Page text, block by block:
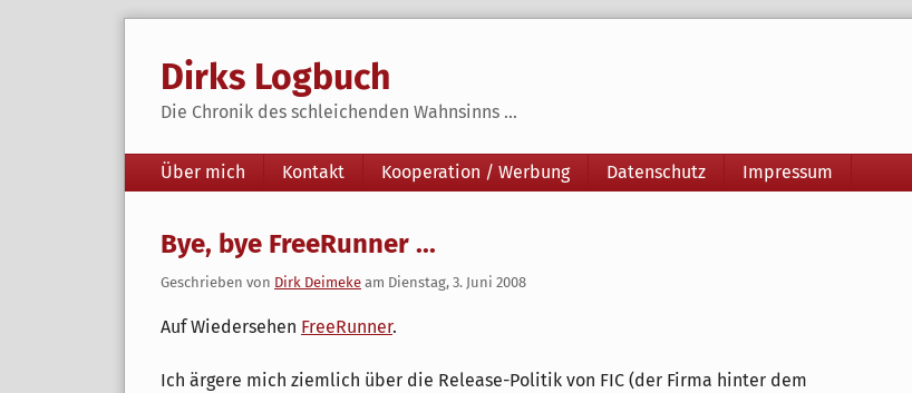
Dirks Logbuch
Die Chronik des schleichenden Wahnsinns ...
Navigation
Über mich Kontakt Kooperation / Werbung Datenschutz Impressum
Bye, bye FreeRunner ...
Geschrieben von Dirk Deimeke am Dienstag, 3. Juni 2008
Auf Wiedersehen FreeRunner.
Ich ärgere mich ziemlich über die Release-Politik von FIC (der Firma hinter dem